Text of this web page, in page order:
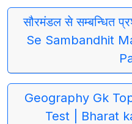
सौरमंडल से सम्बन्धित
Se Sambandhit
Geography Gk
Test | Bharat